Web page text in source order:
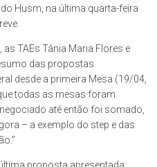
Husm, na última quarta-feira
TAEs Tânia Maria Flores e
das propostas
desde a primeira Mesa (19/04,
todas as mesas foram
até então foi somado,
– a exemplo do step e das